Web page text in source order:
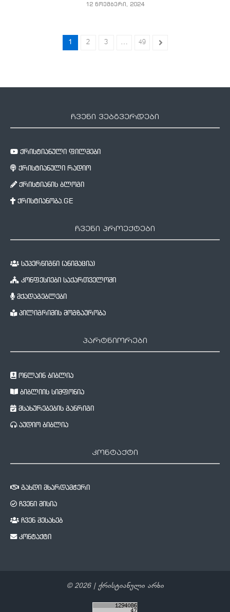
12 ნოემბერი, 2024
1 2 3 … 49
ჩვენი ვებგვერდები
ქრისტიანული ფილმები
ქრისტიანული რადიო
ქრისტიანის ბლოგი
ქრისტიანობა.GE
ჩვენი პროექტები
სუპერწიგნი (ანიმაცია)
კონფესიები საქართველოში
მქადაგებლები
პილიგრიმის მოგზაურობა
პარტნიორები
ონლაინ ბიბლია
ბიბლიის სიმფონია
მსახურებების განრიგი
აუდიო ბიბლია
კონტაქტი
გახდი მხარდამჭერი
ჩვენი მისია
ჩვენ შესახებ
კონტაქტი
©2026| ქრისტიანული არხი